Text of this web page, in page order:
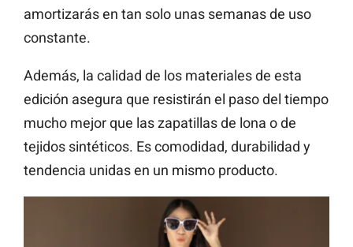
amortizarás en tan solo unas semanas de uso
constante.
Además, la calidad de los materiales de esta
edición asegura que resistirán el paso del tiempo
mucho mejor que las zapatillas de lona o de
tejidos sintéticos. Es comodidad, durabilidad y
tendencia unidas en un mismo producto.